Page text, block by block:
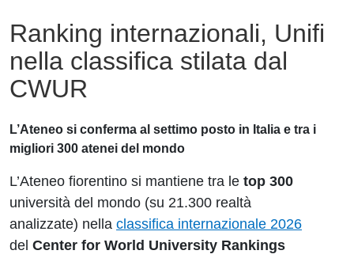
Ranking internazionali, Unifi
nella classifica stilata dal
CWUR
L’Ateneo si conferma al settimo posto in Italia e tra i
migliori 300 atenei del mondo
L’Ateneo fiorentino si mantiene tra le top 300
università del mondo (su 21.300 realtà
analizzate) nella classifica internazionale 2026
del Center for World University Rankings